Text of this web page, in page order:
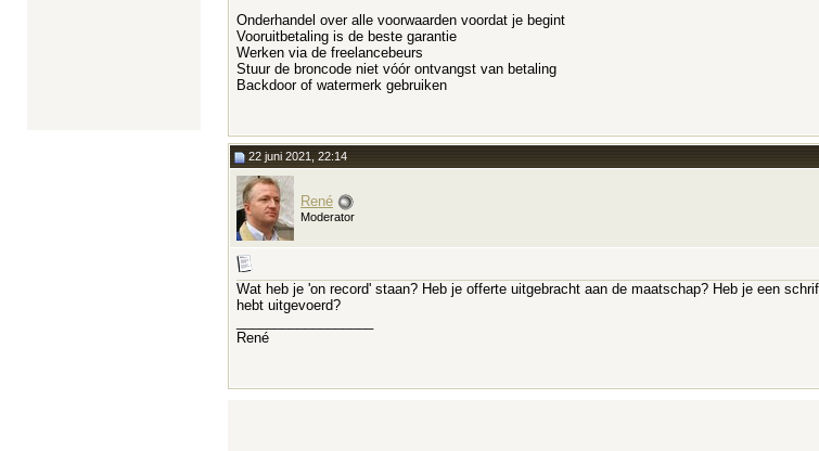
Onderhandel over alle voorwaarden voordat je begint
Vooruitbetaling is de beste garantie
Werken via de freelancebeurs
Stuur de broncode niet vóór ontvangst van betaling
Backdoor of watermerk gebruiken
22 juni 2021, 22:14
René
Moderator
Wat heb je 'on record' staan? Heb je offerte uitgebracht aan de maatschap? Heb je een
hebt uitgevoerd?
René